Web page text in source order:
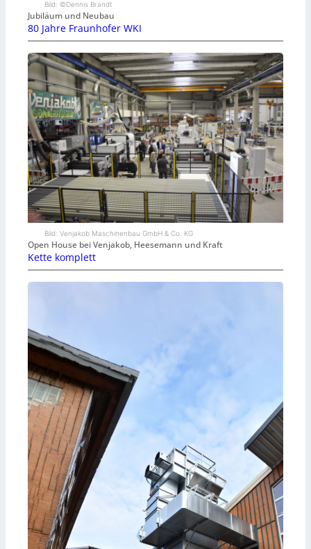
Bild: ©Dennis Brandt
Jubiläum und Neubau
80 Jahre Fraunhofer WKI
Bild: Venjakob Maschinenbau GmbH & Co. KG
Open House bei Venjakob, Heesemann und Kraft
Kette komplett